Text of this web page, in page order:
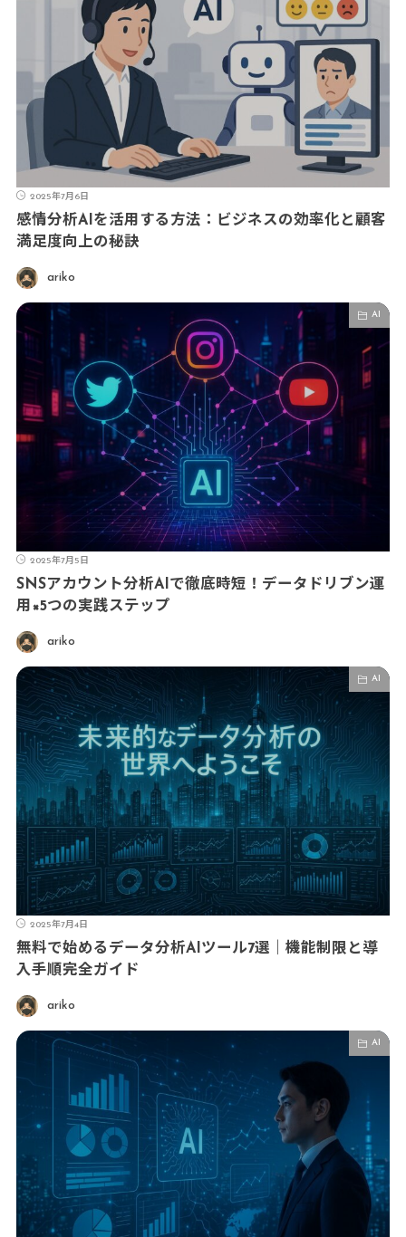
2025年7月6日
感情分析AIを活用する方法：ビジネスの効率化と顧客
満足度向上の秘訣
ariko
AI
2025年7月5日
SNSアカウント分析AIで徹底時短！データドリブン運
用×5つの実践ステップ
ariko
AI
2025年7月4日
無料で始めるデータ分析AIツール7選｜機能制限と導
入手順完全ガイド
ariko
AI